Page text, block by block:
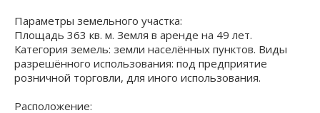
Параметры земельного участка:
Площадь 363 кв. м. Земля в аренде на 49 лет.
Категория земель: земли населённых пунктов. Виды
разрешённого использования: под предприятие
розничной торговли, для иного использования.
Расположение: